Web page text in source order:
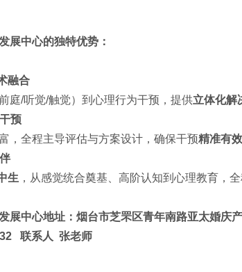
展中心的独特优势：
融合
庭/听觉/触觉）到心理行为干预，提供立体化解
预
，全程主导评估与方案设计，确保干预精准有效
生 ，从感觉统合奠基、高阶认知到心理教育，全
展中心地址：烟台市芝罘区青年南路亚太婚庆
联系人 张老师